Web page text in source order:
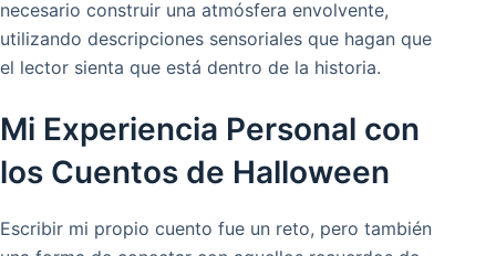
necesario construir una atmósfera envolvente,
utilizando descripciones sensoriales que hagan que
el lector sienta que está dentro de la historia.
Mi Experiencia Personal con
los Cuentos de Halloween
Escribir mi propio cuento fue un reto, pero también